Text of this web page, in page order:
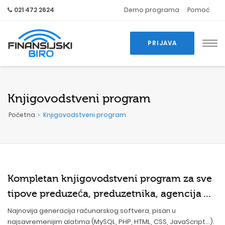
021 472 2624 Demo programa Pomoć
PRIJAVA
Knjigovodstveni program
Početna Knjigovodstveni program
Kompletan knjigovodstveni program za sve
tipove preduzeća, preduzetnika, agencija ...
Najnovija generacija računarskog softvera, pisan u
najsavremenijim alatima (MySQL, PHP, HTML, CSS, JavaScript...).